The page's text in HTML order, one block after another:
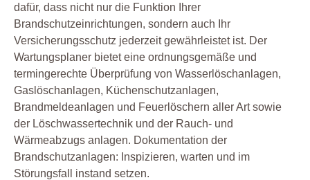
dafür, dass nicht nur die Funktion Ihrer
Brandschutzeinrichtungen, sondern auch Ihr
Versicherungsschutz jederzeit gewährleistet ist. Der
Wartungsplaner bietet eine ordnungsgemäße und
termingerechte Überprüfung von Wasserlöschanlagen,
Gaslöschanlagen, Küchenschutzanlagen,
Brandmeldeanlagen und Feuerlöschern aller Art sowie
der Löschwassertechnik und der Rauch- und
Wärmeabzugs anlagen. Dokumentation der
Brandschutzanlagen: Inspizieren, warten und im
Störungsfall instand setzen.